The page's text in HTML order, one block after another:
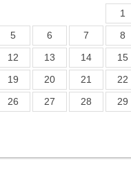
1
5 6 7 8
12 13 14 15
19 20 21 22
26 27 28 29